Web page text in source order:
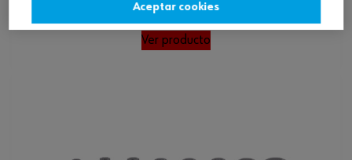
Ver producto
Aceptar cookies